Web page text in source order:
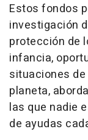
Estos fondos
investigación
protección de
infancia,
situaciones
planeta,
las que nadie
de ayudas